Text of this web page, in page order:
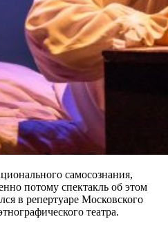
самосознания,
потому спектакль об этом
в репертуаре Московского
театра.